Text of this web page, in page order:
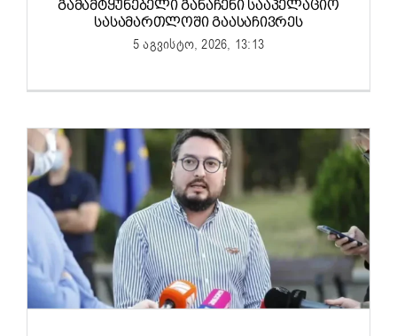
ᲒᲐᲛᲐᲛᲢᲧᲣᲜᲔᲑᲔᲚᲘ ᲒᲐᲜᲐᲩᲔᲜᲘ ᲡᲐᲐᲞᲔᲚᲐᲪᲘᲝ
ᲡᲐᲡᲐᲛᲐᲠᲗᲚᲝᲨᲘ ᲒᲐᲐᲡᲐᲩᲘᲕᲠᲔᲡ
5 აგვისტო, 2026, 13:13